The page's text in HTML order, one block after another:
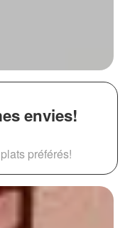
envies!
préférés!